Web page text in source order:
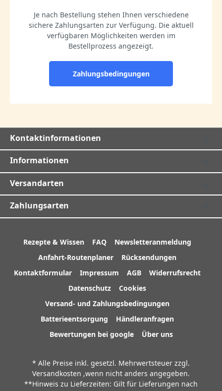
Je nach Bestellung stehen Ihnen verschiedene
sichere Zahlungsarten zur Verfügung. Die aktuell
verfügbaren Möglichkeiten werden im
Bestellprozess angezeigt.
Zahlungsbedingungen
Kontaktinformationen
Informationen
Versandarten
Zahlungsarten
Rezepte & Wissen FAQ
Newsletteranmeldung
Anfahrt-Routenplaner
Rücksendungen
Kontaktformular
Impressum AGB
Widerrufsrecht
Datenschutz
Cookies
Versand- und Zahlungsbedingungen
Batterieentsorgung
Händleranfragen
Bewertungen bei google
Über uns
* Alle Preise inkl. gesetzl. Mehrwertsteuer zzgl.
Versandkosten ,wenn nicht anders angegeben.
**Hinweis zu Lieferzeiten: Gilt für Lieferungen nach